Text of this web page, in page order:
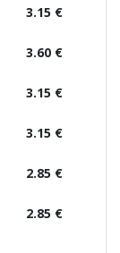
3.15 €
3.60 €
3.15 €
3.15 €
2.85 €
2.85 €